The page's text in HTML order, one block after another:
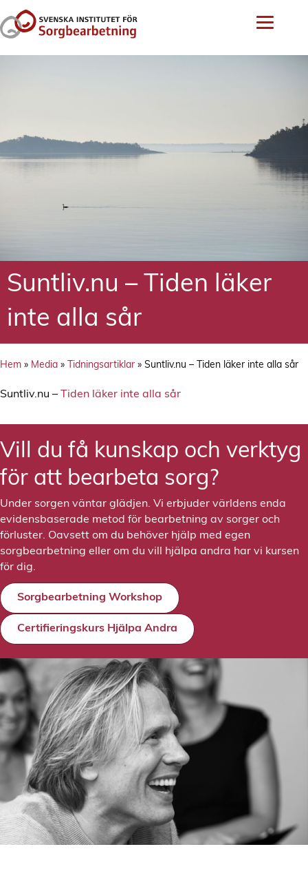
Suntliv.nu – Tiden läker
inte alla sår
Hem » Media » Tidningsartiklar » Suntliv.nu – Tiden läker inte alla sår
Suntliv.nu – Tiden läker inte alla sår
Vill du få kunskap och verktyg
för att bearbeta sorg?
Under sorgen väntar glädjen. Vi erbjuder världens enda
evidensbaserade metod för bearbetning av sorger och
förluster. Oavsett om du behöver hjälp med egen
sorgbearbetning eller om du vill hjälpa andra har vi kursen
för dig.
Sorgbearbetning Workshop
Certifieringskurs Hjälpa Andra